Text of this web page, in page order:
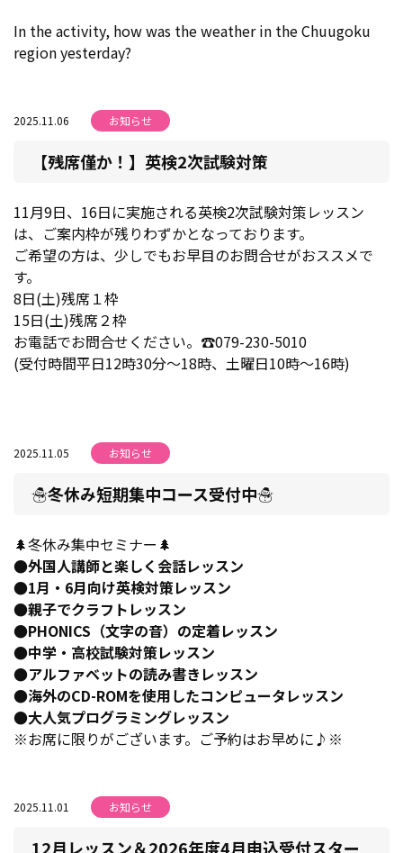
In the activity, how was the weather in the Chuugoku
region yesterday?
2025.11.06 お知らせ
【残席僅か！】英検2次試験対策
11月9日、16日に実施される英検2次試験対策レッスン
は、ご案内枠が残りわずかとなっております。
ご希望の方は、少しでもお早目のお問合せがおススメで
す。
8日(土)残席１枠
15日(土)残席２枠
お電話でお問合せください。☎079-230-5010
(受付時間平日12時30分～18時、土曜日10時～16時)
2025.11.05 お知らせ
☃冬休み短期集中コース受付中☃
🌲冬休み集中セミナー🌲
●外国人講師と楽しく会話レッスン
●1月・6月向け英検対策レッスン
●親子でクラフトレッスン
●PHONICS（文字の音）の定着レッスン
●中学・高校試験対策レッスン
●アルファベットの読み書きレッスン
●海外のCD-ROMを使用したコンピュータレッスン
●大人気プログラミングレッスン
※お席に限りがございます。ご予約はお早めに♪※
2025.11.01 お知らせ
12月レッスン＆2026年度4月申込受付スター